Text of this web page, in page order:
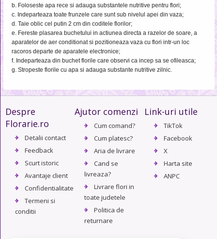
b. Foloseste apa rece si adauga substantele nutritive pentru flori;
c. Indeparteaza toate frunzele care sunt sub nivelul apei din vaza;
d. Taie oblic cel putin 2 cm din coditele florilor;
e. Fereste plasarea buchetului in actiunea directa a razelor de soare, a
aparatelor de aer conditionat si pozitioneaza vaza cu flori intr-un loc
racoros departe de aparatele electronice;
f. Indeparteaza din buchet florile care observi ca incep sa se ofileasca;
g. Stropeste florile cu apa si adauga substante nutritive zilnic.
Despre
Florarie.ro
Detalii contact
Feedback
Scurt istoric
Avantaje client
Confidentialitate
Termeni si
conditii
Ajutor comenzi
Cum comand?
Cum platesc?
Aria de livrare
Cand se
livreaza?
Livrare flori in
toate judetele
Politica de
returnare
Link-uri utile
TikTok
Facebook
X
Harta site
ANPC